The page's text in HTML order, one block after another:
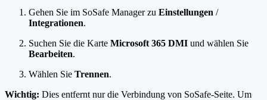
Gehen Sie im SoSafe Manager zu Einstellungen /
Integrationen.
Suchen Sie die Karte Microsoft 365 DMI und wählen Sie
Bearbeiten.
Wählen Sie Trennen.
Wichtig: Dies entfernt nur die Verbindung von SoSafe-Seite. Um